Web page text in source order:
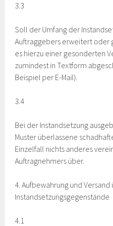
3.3
Soll der Umfang der
Auftraggebers erweitert
es hierzu einer gesonderten
zumindest in Textform
Beispiel per E-Mail).
3.4
Bei der Instandsetzung
Muster überlassene
Einzelfall nichts anderes
Auftragnehmers über.
4. Aufbewahrung und
Instandsetzungsgegenstände
4.1